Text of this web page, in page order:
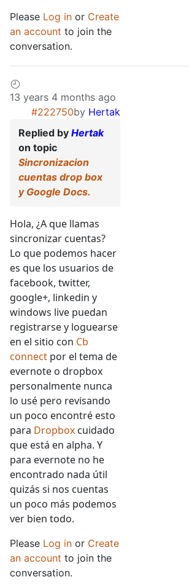
Please Log in or Create
an account to join the
conversation.
13 years 4 months ago
#222750by Hertak
Replied by Hertak
on topic
Sincronizacion
cuentas drop box
y Google Docs.
Hola, ¿A que llamas
sincronizar cuentas?
Lo que podemos hacer
es que los usuarios de
facebook, twitter,
google+, linkedin y
windows live puedan
registrarse y loguearse
en el sitio con Cb
connect por el tema de
evernote o dropbox
personalmente nunca
lo usé pero revisando
un poco encontré esto
para Dropbox cuidado
que está en alpha. Y
para evernote no he
encontrado nada útil
quizás si nos cuentas
un poco más podemos
ver bien todo.
Please Log in or Create
an account to join the
conversation.